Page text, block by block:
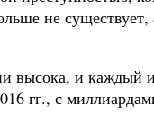
не
высока, и каждый
гг., с